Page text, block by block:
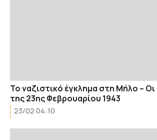
Το ναζιστικό έγκλημα στη Μήλο – Οι
της 23ης Φεβρουαρίου 1943
23/02 04:10